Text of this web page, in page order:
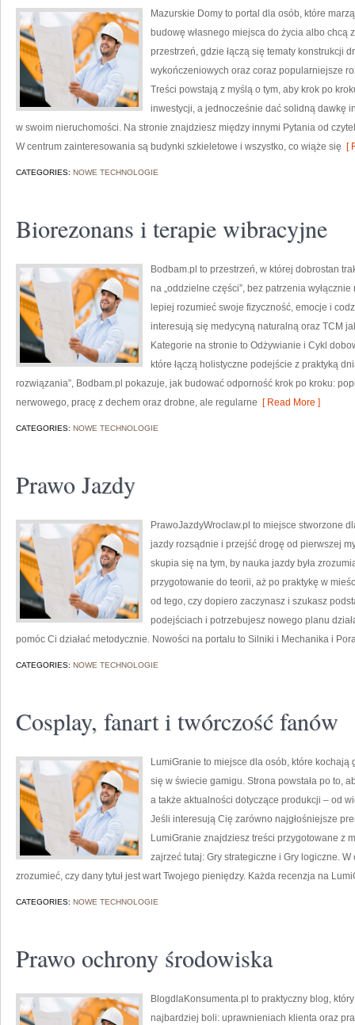
Mazurskie Domy to portal dla osób, które
budowę własnego miejsca do życia albo chcą
przestrzeń, gdzie łączą się tematy konstrukcji
wykończeniowych oraz coraz popularniejsze
Treści powstają z myślą o tym, aby krok po
inwestycji, a jednocześnie dać solidną dawkę
w swoim nieruchomości. Na stronie znajdziesz między innymi Pytania od
W centrum zainteresowania są budynki szkieletowe i wszystko, co wiąże się [
CATEGORIES: NOWE TECHNOLOGIE
Biorezonans i terapie wibracyjne
Bodbam.pl to przestrzeń, w której dobrostan
na „oddzielne części”, bez patrzenia
lepiej rozumieć swoje fizyczność, emocje i
interesują się medycyną naturalną oraz TCM
Kategorie na stronie to Odżywianie i Cykl
które łączą holistyczne podejście z praktyką
rozwiązania”, Bodbam.pl pokazuje, jak budować odporność krok po kroku:
nerwowego, pracę z dechem oraz drobne, ale regularne [ Read More ]
CATEGORIES: NOWE TECHNOLOGIE
Prawo Jazdy
PrawoJazdyWroclaw.pl to miejsce stworzone
jazdy rozsądnie i przejść drogę od pierwszej
skupia się na tym, by nauka jazdy była
przygotowanie do teorii, aż po praktykę w
od tego, czy dopiero zaczynasz i szukasz
podejściach i potrzebujesz nowego planu
pomóc Ci działać metodycznie. Nowości na portalu to Silniki i Mechanika i
CATEGORIES: NOWE TECHNOLOGIE
Cosplay, fanart i twórczość fanów
LumiGranie to miejsce dla osób, które
się w świecie gamigu. Strona powstała po to,
a także aktualności dotyczące produkcji – od
Jeśli interesują Cię zarówno najgłośniejsze
LumiGranie znajdziesz treści przygotowane z
zajrzeć tutaj: Gry strategiczne i Gry logiczne.
zrozumieć, czy dany tytuł jest wart Twojego pieniędzy. Każda recenzja na
CATEGORIES: NOWE TECHNOLOGIE
Prawo ochrony środowiska
BlogdlaKonsumenta.pl to praktyczny blog,
najbardziej boli: uprawnieniach klienta oraz